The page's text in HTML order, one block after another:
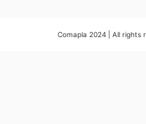
Comapla 2024 | All rights